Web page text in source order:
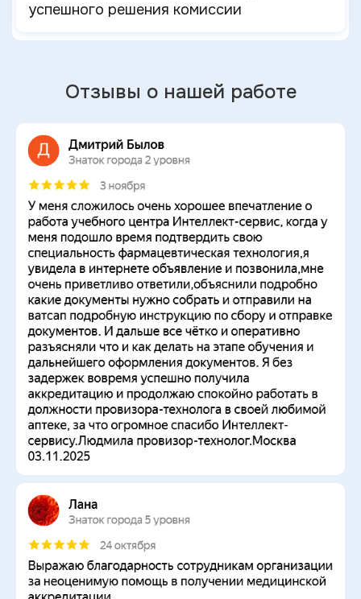
успешного решения комиссии
Отзывы о нашей работе